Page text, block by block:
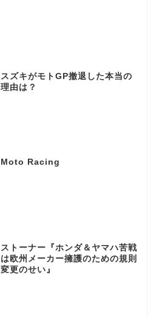
スズキがモトGP撤退した本当の
理由は？
Moto Racing
ストーナー『ホンダ＆ヤマハ苦戦
は欧州メーカー擁護のための規則
変更のせい』